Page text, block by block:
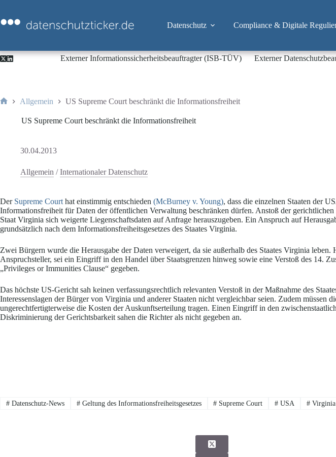
springen
Datenschutz Compliance & Digitale
Externer Informationssicherheitsbeauftragter (ISB-TÜV) Externer
Allgemein US Supreme Court beschränkt die Informationsfreiheit
US Supreme Court beschränkt die Informationsfreiheit
30.04.2013
Allgemein /Internationaler Datenschutz
Der Supreme Court hat einstimmig entschieden (McBurney v. Young), dass die einzelnen Staaten der
Informationsfreiheit für Daten der öffentlichen Verwaltung beschränken dürfen. Anstoß der gerichtlichen
Staat Virginia sich weigerte Liegenschaftsdaten auf Anfrage herauszugeben. Ein Anspruch auf
grundsätzlich nach dem Informationsfreiheitsgesetzes des Staates Virginia.
Zwei Bürgern wurde die Herausgabe der Daten verweigert, da sie außerhalb des Staates Virginia leben.
Anspruchsteller, sei ein Eingriff in den Handel über Staatsgrenzen hinweg sowie eine Verstoß des 14.
„Privileges or Immunities Clause“ gegeben.
Das höchste US-Gericht sah keinen verfassungsrechtlich relevanten Verstoß in der Maßnahme des
Interessenslagen der Bürger von Virginia und anderer Staaten nicht vergleichbar seien. Zudem müssen
ungerechtfertigterweise die Kosten der Auskunftserteilung tragen. Einen Eingriff in den
Diskriminierung der Gerichtsbarkeit sahen die Richter als nicht gegeben an.
#Datenschutz-News #Geltung des Informationsfreiheitsgesetzes # Supreme Court # USA # Virginia